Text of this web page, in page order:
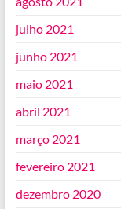
julho 2021
junho 2021
maio 2021
abril 2021
março 2021
fevereiro 2021
dezembro 2020